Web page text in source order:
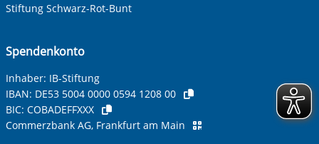
Stiftung Schwarz-Rot-Bunt
Spendenkonto
Inhaber: IB-Stiftung
IBAN: DE53 5004 0000 0594 1208 00
BIC: COBADEFFXXX
Commerzbank AG, Frankfurt am Main